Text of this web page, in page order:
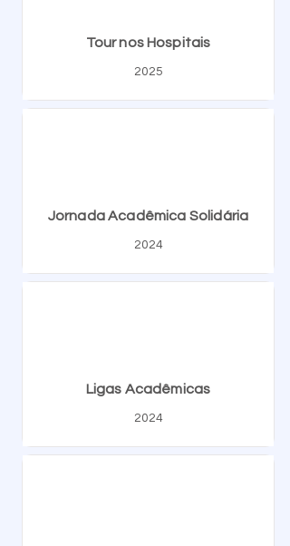
Tour nos Hospitais
2025
Jornada Acadêmica Solidária
2024
Ligas Acadêmicas
2024